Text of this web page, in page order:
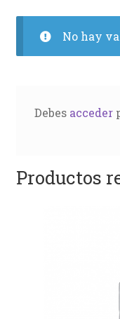
No hay
Debes acceder
Productos